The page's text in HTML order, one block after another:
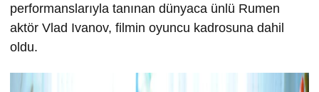
performanslarıyla tanınan dünyaca ünlü Rumen
aktör Vlad Ivanov, filmin oyuncu kadrosuna dahil
oldu.